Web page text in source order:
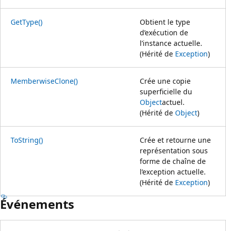
GetType()
Obtient le type
d’exécution de
l’instance actuelle.
(Hérité de Exception)
MemberwiseClone()
Crée une copie
superficielle du
Objectactuel.
(Hérité de Object)
ToString()
Crée et retourne une
représentation sous
forme de chaîne de
l’exception actuelle.
(Hérité de Exception)
Événements